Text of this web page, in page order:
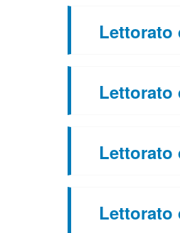
Lettorato
Lettorato
Lettorato
Lettorato